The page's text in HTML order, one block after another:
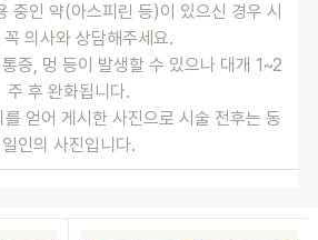
중인 약(아스피린 등)이 있으신 경우 시
꼭 의사와 상담해주세요.
증, 멍 등이 발생할 수 있으나 대개 1~2
주 후 완화됩니다.
얻어 게시한 사진으로 시술 전후는 동
일인의 사진입니다.